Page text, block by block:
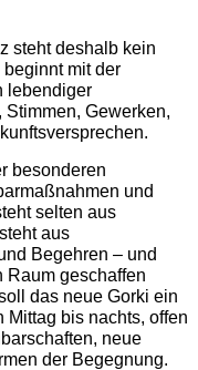
steht deshalb kein
mit der
lebendiger
Gewerken,
besonderen
und
selten aus
aus
Begehren – und
Raum geschaffen
das neue Gorki ein
Mittag bis nachts, offen
neue
der Begegnung.